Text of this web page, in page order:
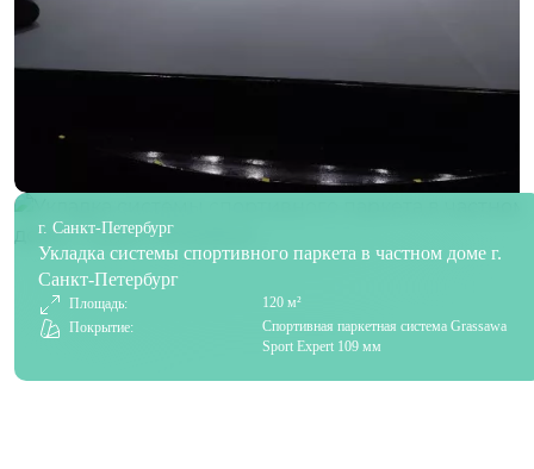
г. Санкт-Петербург
Укладка системы спортивного паркета в частном доме г.
Санкт-Петербург
Площадь:
120 м²
Покрытие:
Спортивная паркетная система Grassawa
Sport Expert 109 мм